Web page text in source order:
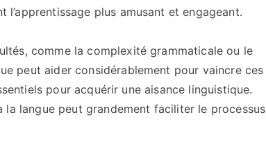
plus amusant et engageant.
comme la complexité grammaticale ou le
peut aider considérablement pour vaincre ces
pour acquérir une aisance linguistique.
langue peut grandement faciliter le processus